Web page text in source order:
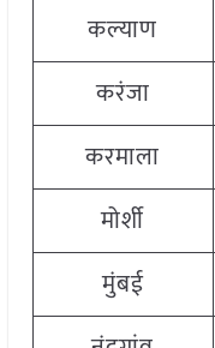
कल्याण
करंजा
करमाला
मोर्शी
मुंबई